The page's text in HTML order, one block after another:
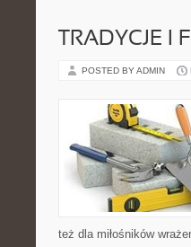
TRADYCJE I
POSTED BY ADMIN
też dla miłośników